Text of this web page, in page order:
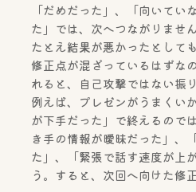
「だめだった」、「向いてい
た」では、次へつながりません
たとえ結果が悪かったとして
修正点が混ざっているはずな
れると、自己攻撃ではない振
例えば、プレゼンがうまくい
が下手だった」で終えるので
き手の情報が曖昧だった」、
た」、「緊張で話す速度が上
う。すると、次回へ向けた修